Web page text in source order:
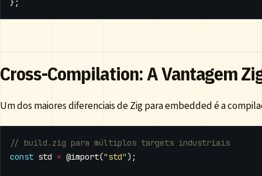
};
Cross-Compilation: A Vantagem
Um dos maiores diferenciais de Zig para embedded é a
const std = @import("std");